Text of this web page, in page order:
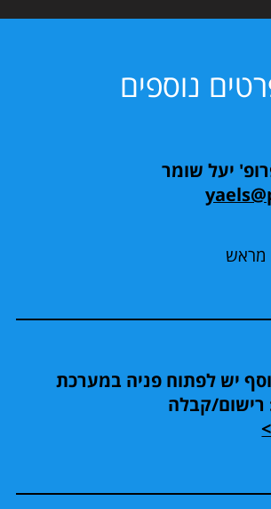
נוספים
יעל שומר
מראש
יש לפתוח פניה במערכת
רישום/קבלה